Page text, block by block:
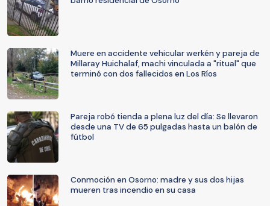
Muere en accidente vehicular werkén y pareja de
Millaray Huichalaf, machi vinculada a "ritual" que
terminó con dos fallecidos en Los Ríos
Pareja robó tienda a plena luz del día: Se llevaron
desde una TV de 65 pulgadas hasta un balón de
fútbol
Conmoción en Osorno: madre y sus dos hijas
mueren tras incendio en su casa